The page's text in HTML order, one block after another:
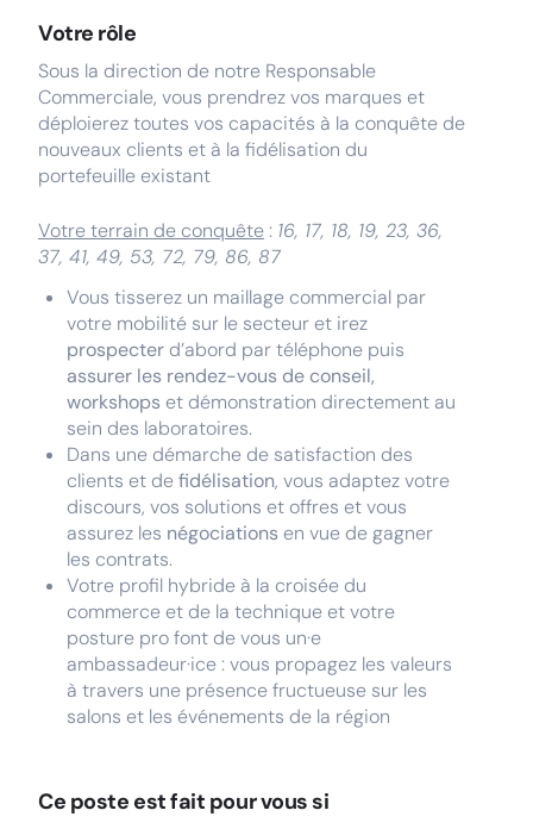
Votre rôle
Sous la direction de notre Responsable
Commerciale, vous prendrez vos marques et
déploierez toutes vos capacités à la conquête de
nouveaux clients et à la fidélisation du
portefeuille existant
Votre terrain de conquête: 16, 17, 18, 19, 23, 36,
37, 41, 49, 53, 72, 79, 86, 87
Vous tisserez un maillage commercial par
votre mobilité sur le secteur et irez
prospecter d’abord par téléphone puis
assurer les rendez-vous de conseil,
workshops et démonstration directement au
sein des laboratoires.
Dans une démarche de satisfaction des
clients et defidélisation, vous adaptez votre
discours, vos solutions et offres et vous
assurez les négociations en vue de gagner
les contrats.
Votre profil hybride à la croisée du
commerce et de la technique et votre
posture pro font de vous un·e
ambassadeur·ice : vous propagez les valeurs
à travers une présence fructueuse sur les
salons et les événements de la région
Ce poste est fait pour vous si